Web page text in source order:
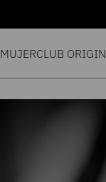
MUJERCLUB ORIGIN